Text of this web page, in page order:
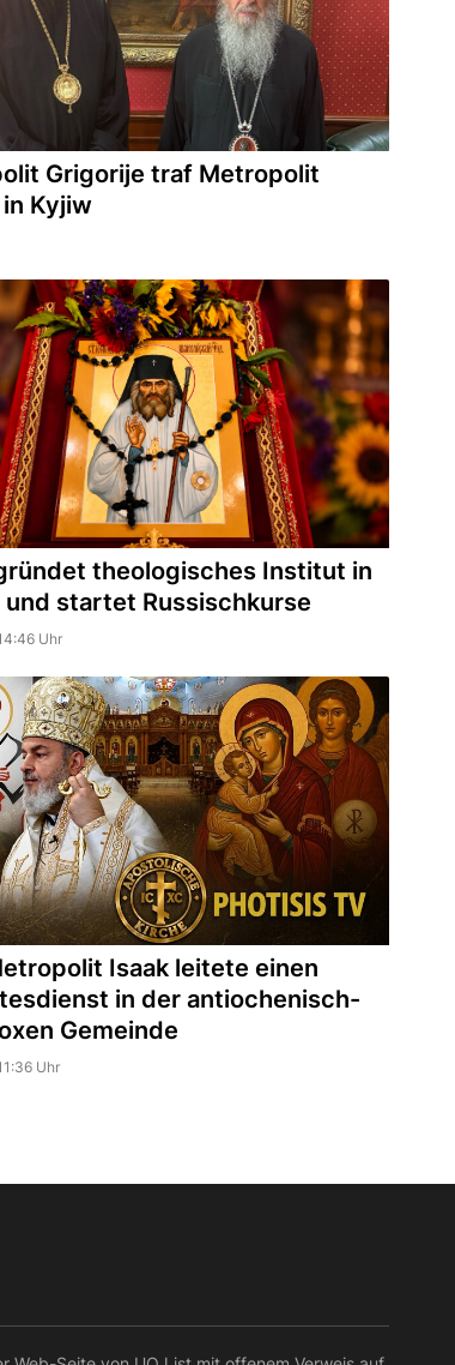
Grigorije traf Metropolit
Kyjiw
theologisches Institut in
und startet Russischkurse
Uhr
Isaak leitete einen
in der antiochenisch-
Gemeinde
Uhr